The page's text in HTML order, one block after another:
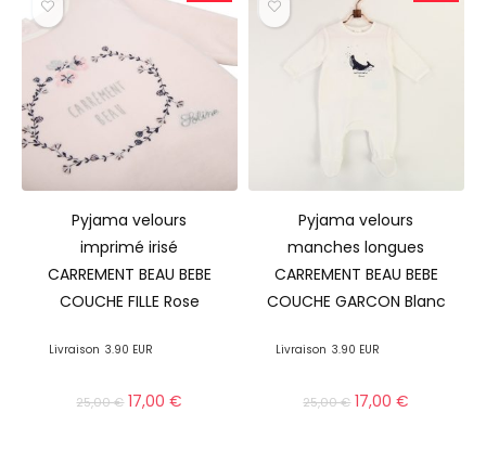
Pyjama velours
imprimé irisé
CARREMENT BEAU BEBE
COUCHE FILLE Rose
Livraison 3.90 EUR
25,00€ 17,00€
Pyjama velours
manches longues
CARREMENT BEAU BEBE
COUCHE GARCON Blanc
Livraison 3.90 EUR
25,00€ 17,00€